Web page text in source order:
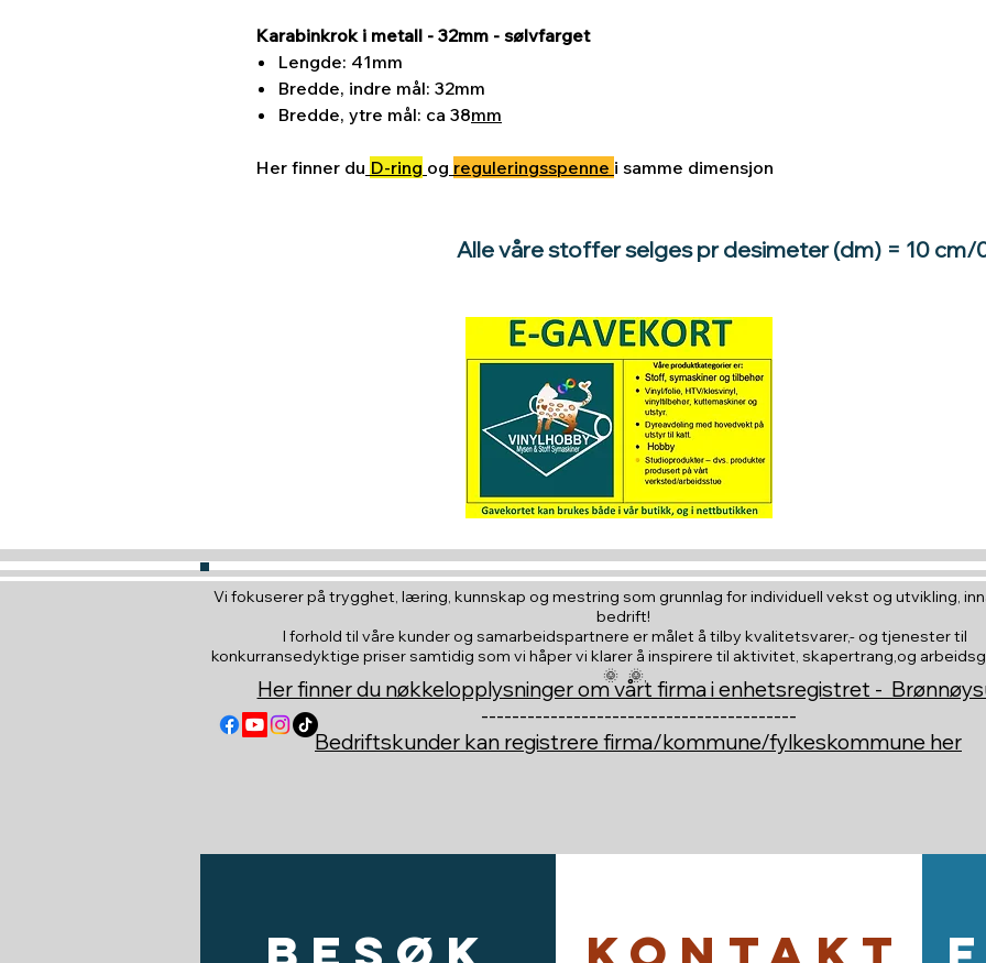
Karabinkrok i metall - 32mm - sølvfarget
Lengde: 41mm
Bredde, indre mål: 32mm
Bredde, ytre mål: ca 38mm
Her finner du D-ring og reguleringsspenne i samme dimensjon
Alle våre stoffer selges pr desimeter (dm) = 10 cm/
Vi fokuserer på trygghet, læring, kunnskap og mestring som grunnlag for individuell vekst og utvikling,
bedrift!
I forhold til våre kunder og samarbeidspartnere er målet å tilby kvalitetsvarer,- og tjenester til
konkurransedyktige priser samtidig som vi håper vi klarer å inspirere til aktivitet, skapertrang,og
🌞 🌞,
Her finner du nøkkelopplysninger om vårt firma i enhetsregistret -
-----------------------------------------
Bedriftskunder kan registrere firma/kommune/fylkeskommune her